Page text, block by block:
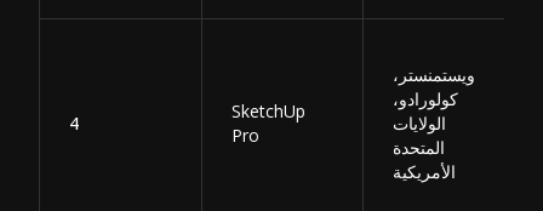
4
SketchUp
Pro
ويستمنستر،
كولورادو،
الولايات
المتحدة
الأمريكية